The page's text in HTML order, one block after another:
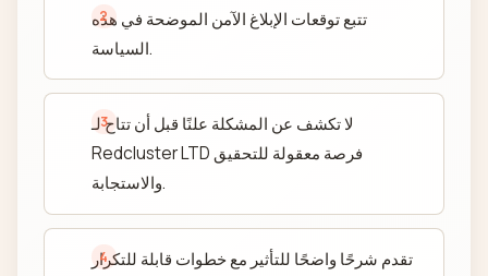
تتبع توقعات الإبلاغ الآمن الموضحة في هذه
السياسة.
لا تكشف عن المشكلة علنًا قبل أن تتاح لـ
Redcluster LTD فرصة معقولة للتحقيق
والاستجابة.
تقدم شرحًا واضحًا للتأثير مع خطوات قابلة للتكرار